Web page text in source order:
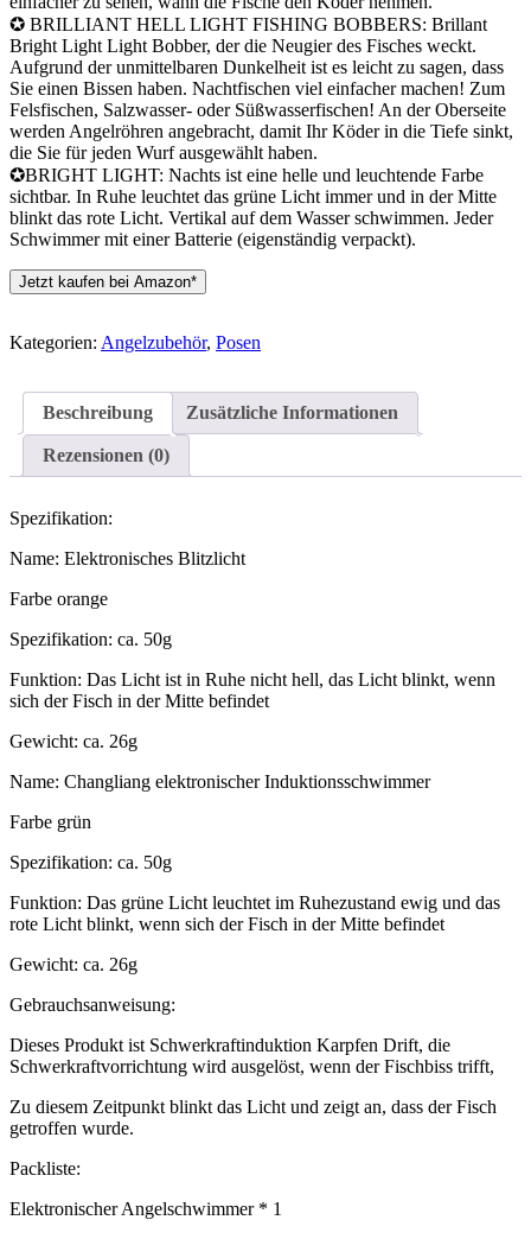
✪ BRILLIANT HELL LIGHT FISHING BOBBERS: Brillant
Bright Light Light Bobber, der die Neugier des Fisches weckt.
Aufgrund der unmittelbaren Dunkelheit ist es leicht zu sagen, dass
Sie einen Bissen haben. Nachtfischen viel einfacher machen! Zum
Felsfischen, Salzwasser- oder Süßwasserfischen! An der Oberseite
werden Angelröhren angebracht, damit Ihr Köder in die Tiefe sinkt,
die Sie für jeden Wurf ausgewählt haben.
✪BRIGHT LIGHT: Nachts ist eine helle und leuchtende Farbe
sichtbar. In Ruhe leuchtet das grüne Licht immer und in der Mitte
blinkt das rote Licht. Vertikal auf dem Wasser schwimmen. Jeder
Schwimmer mit einer Batterie (eigenständig verpackt).
Jetzt kaufen bei Amazon*
Kategorien: Angelzubehör, Posen
Beschreibung Zusätzliche Informationen
Rezensionen (0)
Spezifikation:
Name: Elektronisches Blitzlicht
Farbe orange
Spezifikation: ca. 50g
Funktion: Das Licht ist in Ruhe nicht hell, das Licht blinkt, wenn
sich der Fisch in der Mitte befindet
Gewicht: ca. 26g
Name: Changliang elektronischer Induktionsschwimmer
Farbe grün
Spezifikation: ca. 50g
Funktion: Das grüne Licht leuchtet im Ruhezustand ewig und das
rote Licht blinkt, wenn sich der Fisch in der Mitte befindet
Gewicht: ca. 26g
Gebrauchsanweisung:
Dieses Produkt ist Schwerkraftinduktion Karpfen Drift, die
Schwerkraftvorrichtung wird ausgelöst, wenn der Fischbiss trifft,
Zu diesem Zeitpunkt blinkt das Licht und zeigt an, dass der Fisch
getroffen wurde.
Packliste:
Elektronischer Angelschwimmer * 1